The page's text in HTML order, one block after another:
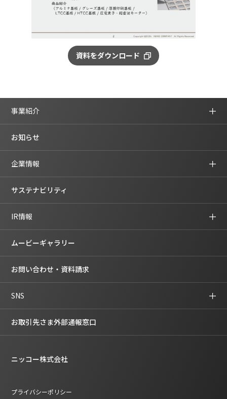
資料をダウンロード
事業紹介
お知らせ
企業情報
サステナビリティ
IR情報
ムービーギャラリー
お問い合わせ・資料請求
SNS
お取引先さま外部通報窓口
ニッコー株式会社
プライバシーポリシー